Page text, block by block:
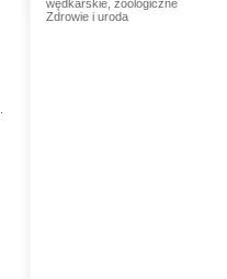
wędkarskie, zoologiczne
Zdrowie i uroda